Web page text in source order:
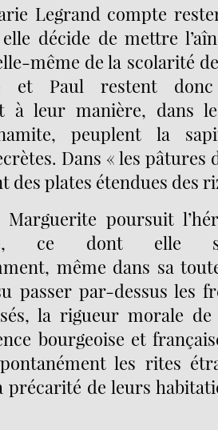
Legrand compte
décide de mettre
même de la scolarité
et Paul restent
à leur manière, dans
peuplent la
Dans « les pâtures
des plates étendues des
Marguerite poursuit
ce dont elle
même dans sa
passer par-dessus les
la rigueur morale de
bourgeoise et
les rites
précarité de leurs